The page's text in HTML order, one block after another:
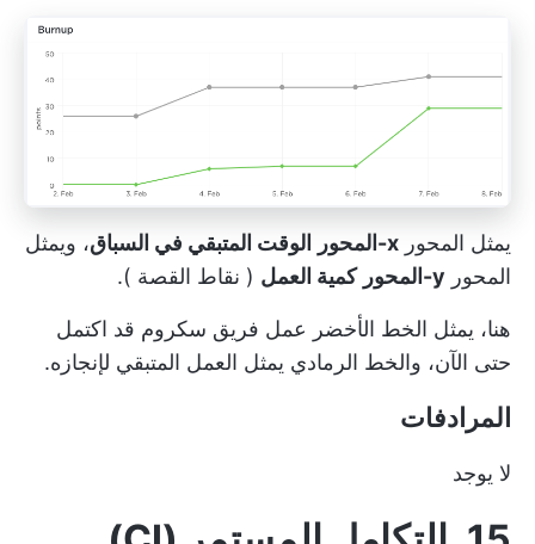
يمثل المحور x-المحور الوقت المتبقي في السباق، ويمثل
المحور y-المحور كمية العمل ( نقاط القصة ).
هنا، يمثل الخط الأخضر عمل فريق سكروم قد اكتمل
حتى الآن، والخط الرمادي يمثل العمل المتبقي لإنجازه.
المرادفات
لا يوجد